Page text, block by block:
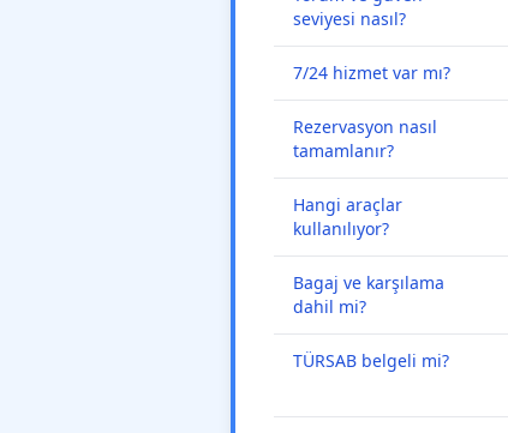
seviyesi nasıl?
7/24 hizmet var mı?
Rezervasyon nasıl
tamamlanır?
Hangi araçlar
kullanılıyor?
Bagaj ve karşılama
dahil mi?
TÜRSAB belgeli mi?